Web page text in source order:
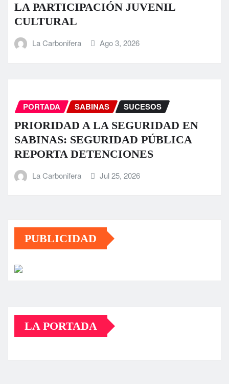
LA PARTICIPACIÓN JUVENIL
CULTURAL
La Carbonifera Ago 3, 2026
PORTADA SABINAS SUCESOS
PRIORIDAD A LA SEGURIDAD EN
SABINAS: SEGURIDAD PÚBLICA
REPORTA DETENCIONES
La Carbonifera Jul 25, 2026
PUBLICIDAD
LA PORTADA